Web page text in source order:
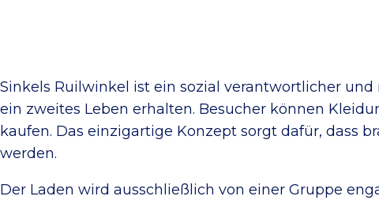
Sinkels Ruilwinkel ist ein sozial verantwortlicher
ein zweites Leben erhalten. Besucher können
kaufen. Das einzigartige Konzept sorgt dafür, dass
werden.
Der Laden wird ausschließlich von einer Gruppe